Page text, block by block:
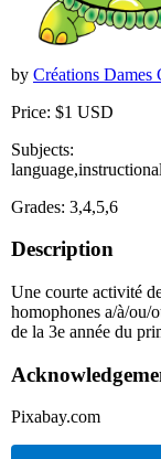
by Créations Dames
Price: $1 USD
Subjects:
Grades: 3,4,5,6
Description
Une courte activité
homophones a/à/ou/
de la 3e année du
Pixabay.com